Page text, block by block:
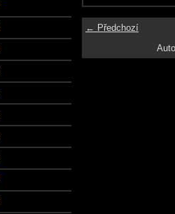
← Předchozí